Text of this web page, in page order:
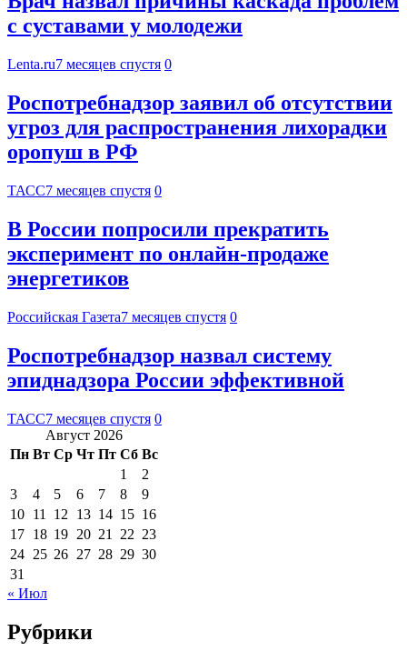
с суставами у молодежи
Lenta.ru7 месяцев спустя 0
Роспотребнадзор заявил об отсутствии
угроз для распространения лихорадки
оропуш в РФ
ТАСС7 месяцев спустя 0
В России попросили прекратить
эксперимент по онлайн-продаже
энергетиков
Российская Газета7 месяцев спустя 0
Роспотребнадзор назвал систему
эпиднадзора России эффективной
ТАСС7 месяцев спустя 0
Август 2026
Пн Вт Ср Чт Пт Сб Вс
1
2
3
4 5 6 7 8
9
10 11 12 13 14 15 16
17 18 19 20 21 22 23
24 25 26 27 28 29 30
31
« Июл
Рубрики